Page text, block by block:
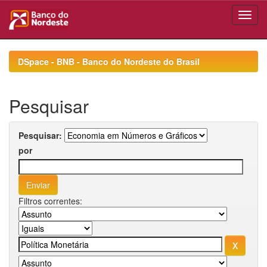
navigationDSpace - BNB - Banco do Nordeste do Brasil
Pesquisar
Pesquisar:
por
Filtros correntes: